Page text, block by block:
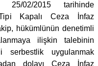
25/02/2015 tarihinde
Kapalı Ceza İnfaz
hükümlünün denetimli
ilişkin talebinin
serbestlik uygulanmak
dolayı Ceza İnfaz